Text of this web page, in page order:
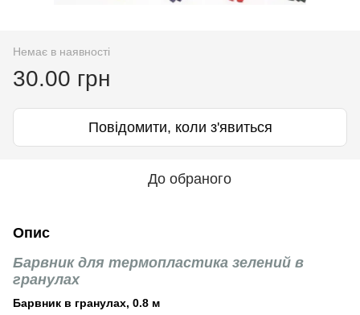
Немає в наявності
30.00 грн
Повідомити, коли з'явиться
До обраного
Опис
Барвник для термопластика зелений в
гранулах
Барвник в гранулах, 0.8 м